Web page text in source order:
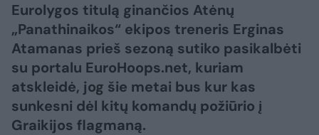
Eurolygos titulą ginančios Atėnų
„Panathinaikos“ ekipos treneris Erginas
Atamanas prieš sezoną sutiko pasikalbėti
su portalu EuroHoops.net, kuriam
atskleidė, jog šie metai bus kur kas
sunkesni dėl kitų komandų požiūrio į
Graikijos flagmaną.